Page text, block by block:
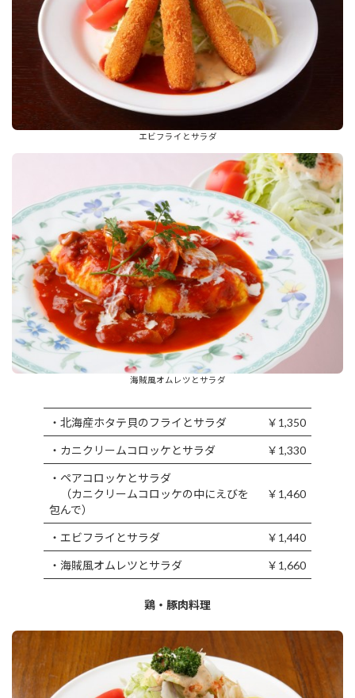
エビフライとサラダ
海賊風オムレツとサラダ
・北海産ホタテ貝のフライとサラダ ￥1,350
・カニクリームコロッケとサラダ ￥1,330
・ペアコロッケとサラダ
（カニクリームコロッケの中にえびを
包んで）
￥1,460
・エビフライとサラダ ￥1,440
・海賊風オムレツとサラダ ￥1,660
鶏・豚肉料理